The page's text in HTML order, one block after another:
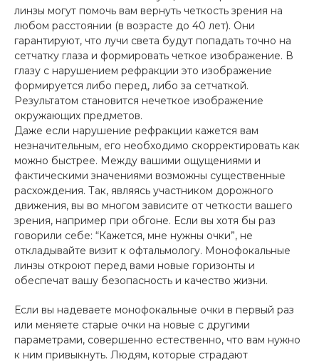
линзы могут помочь вам вернуть четкость зрения на
любом расстоянии (в возрасте до 40 лет). Они
гарантируют, что лучи света будут попадать точно на
сетчатку глаза и формировать четкое изображение. В
глазу с нарушением рефракции это изображение
формируется либо перед, либо за сетчаткой.
Результатом становится нечеткое изображение
окружающих предметов.
Даже если нарушение рефракции кажется вам
незначительным, его необходимо скорректировать как
можно быстрее. Между вашими ощущениями и
фактическими значениями возможны существенные
расхождения. Так, являясь участником дорожного
движения, вы во многом зависите от четкости вашего
зрения, например при обгоне. Если вы хотя бы раз
говорили себе: “Кажется, мне нужны очки”, не
откладывайте визит к офтальмологу. Монофокальные
линзы откроют перед вами новые горизонты и
обеспечат вашу безопасность и качество жизни.
Если вы надеваете монофокальные очки в первый раз
или меняете старые очки на новые с другими
параметрами, совершенно естественно, что вам нужно
к ним привыкнуть. Людям, которые страдают